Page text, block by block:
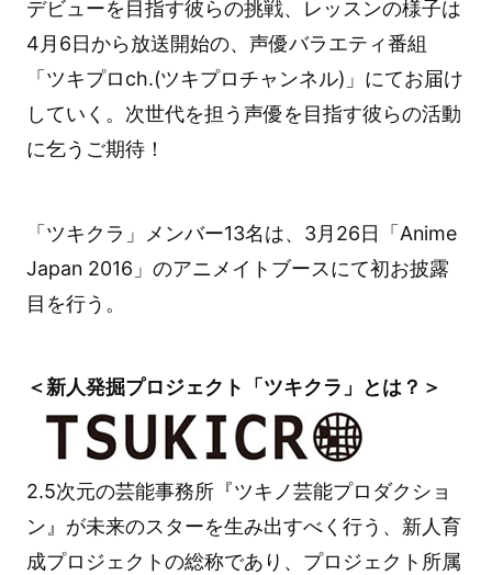
デビューを目指す彼らの挑戦、レッスンの様子は
4月6日から放送開始の、声優バラエティ番組
「ツキプロch.(ツキプロチャンネル)」にてお届け
していく。次世代を担う声優を目指す彼らの活動
に乞うご期待！
「ツキクラ」メンバー13名は、3月26日「Anime
Japan 2016」のアニメイトブースにて初お披露
目を行う。
＜新人発掘プロジェクト「ツキクラ」とは？＞
2.5次元の芸能事務所『ツキノ芸能プロダクショ
ン』が未来のスターを生み出すべく行う、新人育
成プロジェクトの総称であり、プロジェクト所属